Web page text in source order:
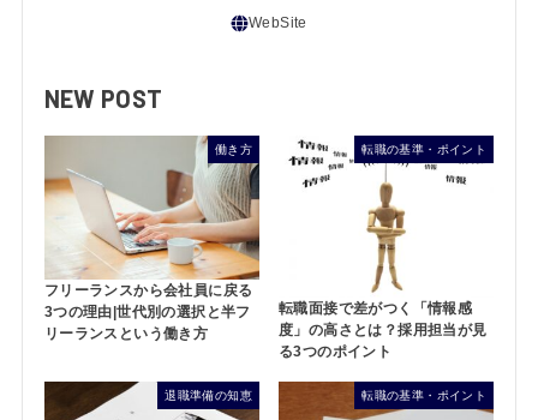
NEW POST
働き方
フリーランスから会社員に戻る
3つの理由|世代別の選択と半フ
リーランスという働き方
転職の基準・ポイント
転職面接で差がつく「情報感
度」の高さとは？採用担当が見
る3つのポイント
退職準備の知恵 転職の基準・ポイント